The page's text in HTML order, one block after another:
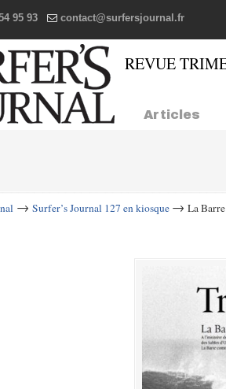
95 93 contact@surfersjournal.fr
Articles
→ Surfer’s Journal 127 en kiosque → La Barre